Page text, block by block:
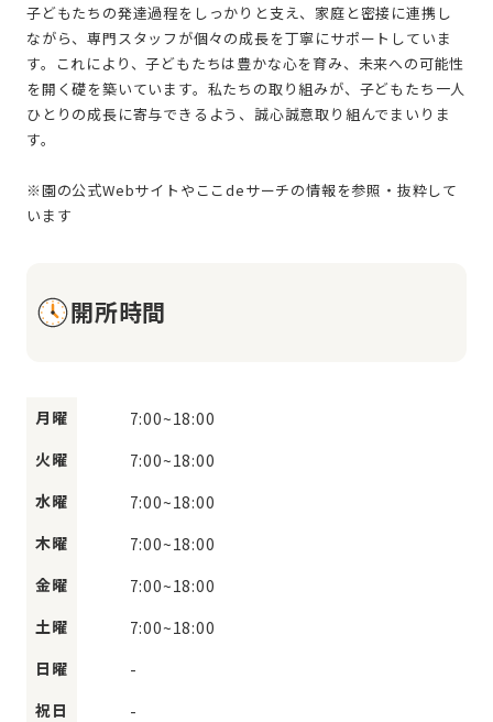
子どもたちの発達過程をしっかりと支え、家庭と密接に連携し
ながら、専門スタッフが個々の成長を丁寧にサポートしていま
す。これにより、子どもたちは豊かな心を育み、未来への可能性
を開く礎を築いています。私たちの取り組みが、子どもたち一人
ひとりの成長に寄与できるよう、誠心誠意取り組んでまいりま
す。
※園の公式Webサイトやここdeサーチの情報を参照・抜粋して
開所時間
月曜 7:00~18:00
火曜
7:00~18:00
水曜
7:00~18:00
木曜
7:00~18:00
金曜
7:00~18:00
土曜
7:00~18:00
日曜
-
祝日
-